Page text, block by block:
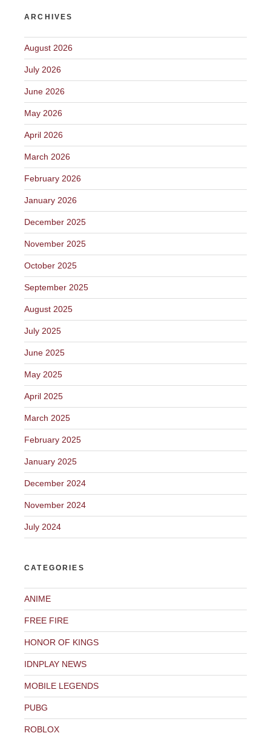
ARCHIVES
August 2026
July 2026
June 2026
May 2026
April 2026
March 2026
February 2026
January 2026
December 2025
November 2025
October 2025
September 2025
August 2025
July 2025
June 2025
May 2025
April 2025
March 2025
February 2025
January 2025
December 2024
November 2024
July 2024
CATEGORIES
ANIME
FREE FIRE
HONOR OF KINGS
IDNPLAY NEWS
MOBILE LEGENDS
PUBG
ROBLOX